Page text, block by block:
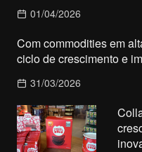
01/04/2026
Com commodities em
ciclo de crescimento e
31/03/2026